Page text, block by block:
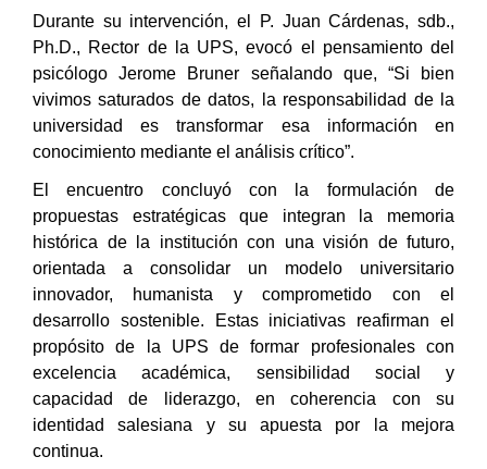
Durante su intervención, el P. Juan Cárdenas, sdb.,
Ph.D., Rector de la UPS, evocó el pensamiento del
psicólogo Jerome Bruner señalando que, “Si bien
vivimos saturados de datos, la responsabilidad de la
universidad es transformar esa información en
conocimiento mediante el análisis crítico”.
El encuentro concluyó con la formulación de
propuestas estratégicas que integran la memoria
histórica de la institución con una visión de futuro,
orientada a consolidar un modelo universitario
innovador, humanista y comprometido con el
desarrollo sostenible. Estas iniciativas reafirman el
propósito de la UPS de formar profesionales con
excelencia académica, sensibilidad social y
capacidad de liderazgo, en coherencia con su
identidad salesiana y su apuesta por la mejora
continua.